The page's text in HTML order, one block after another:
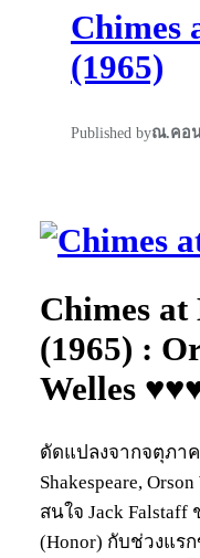
Chimes
(1965)
Published byณ.คอ
Chimes
(1965) :
Welles
ดัดแปลงจากจตุภาค
Shakespeare,
สนใจ Jack
(Honor) กับช่วงแร